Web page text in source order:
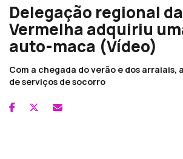
Delegação regional
Vermelha adquiriu
auto-maca (Vídeo)
Com a chegada do verão e dos arraiais,
de serviços de socorro